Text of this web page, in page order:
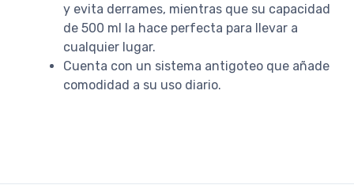
y evita derrames, mientras que su capacidad
de 500 ml la hace perfecta para llevar a
cualquier lugar.
Cuenta con un sistema antigoteo que añade
comodidad a su uso diario.